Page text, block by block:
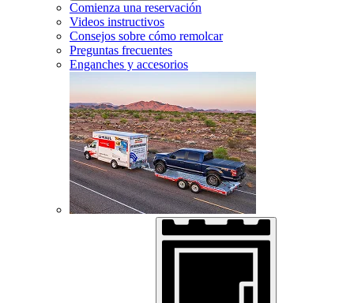
Comienza una reservación
Videos instructivos
Consejos sobre cómo remolcar
Preguntas frecuentes
Enganches y accesorios